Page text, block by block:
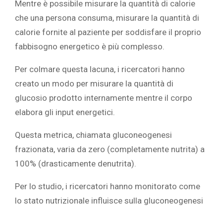
Mentre è possibile misurare la quantità di calorie
che una persona consuma, misurare la quantità di
calorie fornite al paziente per soddisfare il proprio
fabbisogno energetico è più complesso.
Per colmare questa lacuna, i ricercatori hanno
creato un modo per misurare la quantità di
glucosio prodotto internamente mentre il corpo
elabora gli input energetici.
Questa metrica, chiamata gluconeogenesi
frazionata, varia da zero (completamente nutrita) a
100% (drasticamente denutrita).
Per lo studio, i ricercatori hanno monitorato come
lo stato nutrizionale influisce sulla gluconeogenesi